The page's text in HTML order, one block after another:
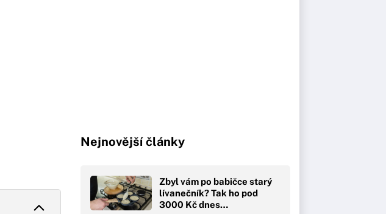
Nejnovější články
Zbyl vám po babičce starý
lívanečník? Tak ho pod
3000 Kč dnes…